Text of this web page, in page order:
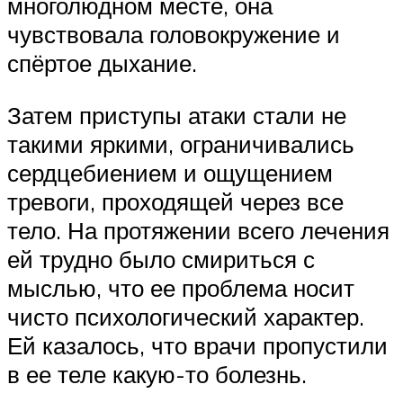
чувствовала головокружение и
спёртое дыхание.
Затем приступы атаки стали не
такими яркими, ограничивались
сердцебиением и ощущением
тревоги, проходящей через все
тело. На протяжении всего лечения
ей трудно было смириться с
мыслью, что ее проблема носит
чисто психологический характер.
Ей казалось, что врачи пропустили
в ее теле какую-то болезнь.